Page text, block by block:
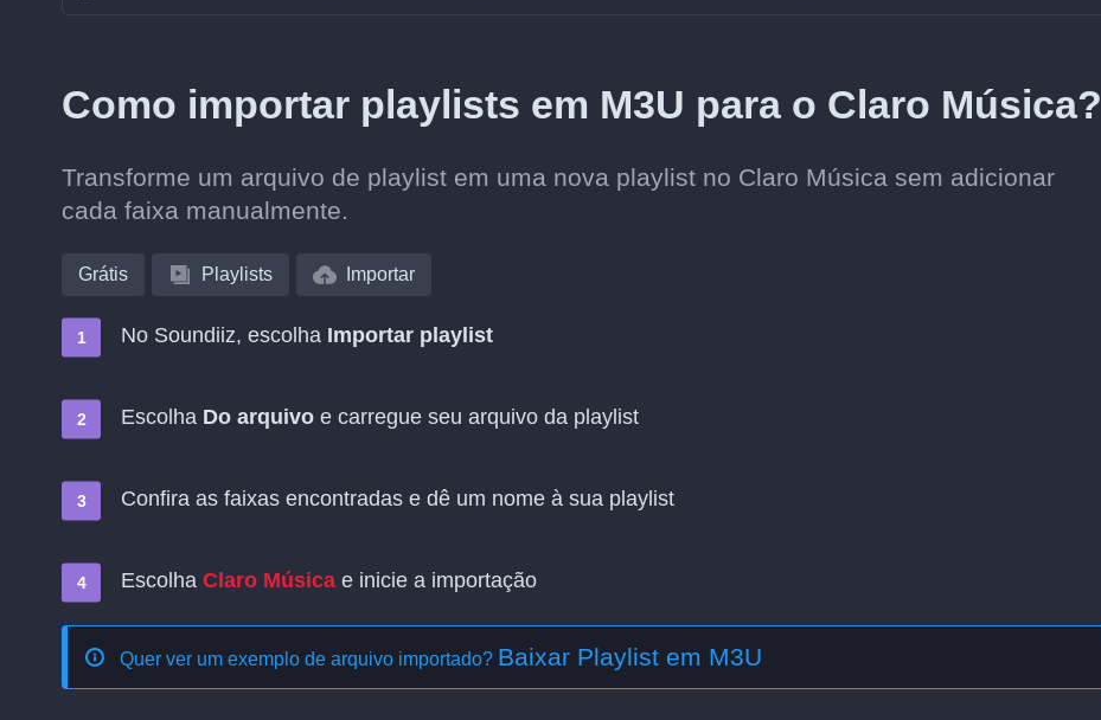
Como importar playlists em M3U para o Claro Música?
Transforme um arquivo de playlist em uma nova playlist no Claro Música sem adicionar
cada faixa manualmente.
Grátis Playlists Importar
No Soundiiz, escolha Importar playlist
Escolha Do arquivo e carregue seu arquivo da playlist
Confira as faixas encontradas e dê um nome à sua playlist
Escolha Claro Música e inicie a importação
Quer ver um exemplo de arquivo importado? Baixar Playlist em M3U